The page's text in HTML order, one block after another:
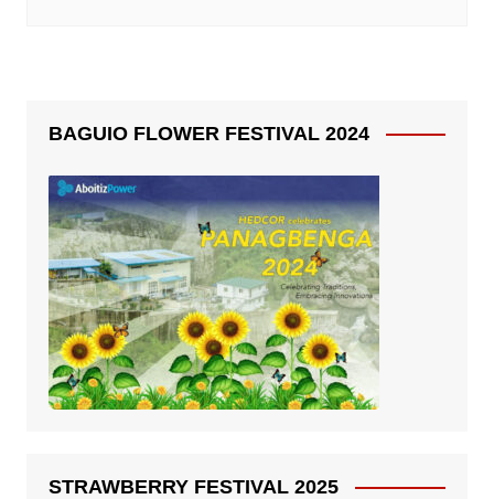
BAGUIO FLOWER FESTIVAL 2024
STRAWBERRY FESTIVAL 2025